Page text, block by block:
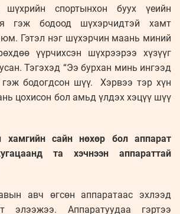
шүхрийн спортынхон буух үеийн
гэж бодоод шүхэрчидтэй хамт
юм. Гэтэл нэг шүхэрчин маань миний
үүрчихсэн шүхрээрээ хүзүүг
Тэгэхэд “Ээ бурхан минь ингээд
бодогдсон шүү. Хэрвээ тэр хүн
цохисон бол амьд үлдэх хэцүү шүү
хамгийн сайн нөхөр бол аппарат
та хэчнээн аппараттай
авч өгсөн аппаратаас эхлээд
элээжээ. Аппаратуудаа гэртээ